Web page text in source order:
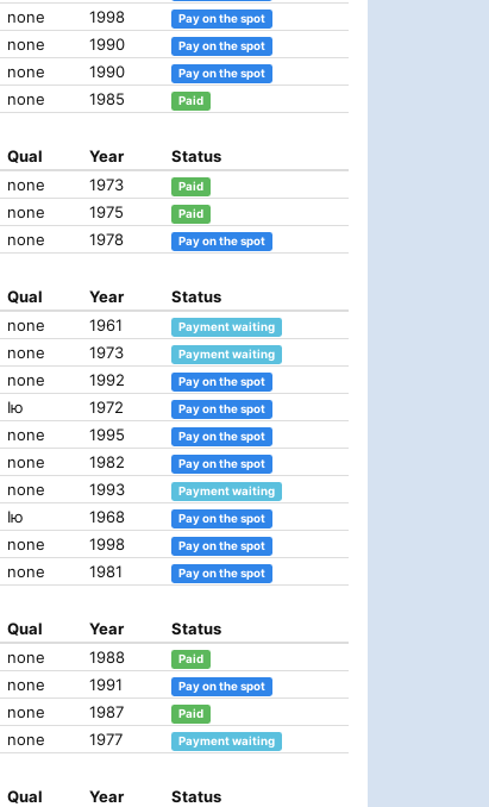
none 1998 Pay on the spot
none 1990 Pay on the spot
none 1990 Pay on the spot
none 1985 Paid
Qual Year
Status
none 1973 Paid
none 1975 Paid
none 1978 Pay on the spot
Qual Year
Status
none 1961 Payment waiting
none 1973 Payment waiting
none 1992 Pay on the spot
Iю 1972 Pay on the spot
none 1995 Pay on the spot
none 1982 Pay on the spot
none 1993 Payment waiting
Iю 1968 Pay on the spot
none 1998 Pay on the spot
none 1981 Pay on the spot
Qual Year
Status
none 1988 Paid
none 1991 Pay on the spot
none 1987 Paid
none 1977 Payment waiting
Qual Year
Status